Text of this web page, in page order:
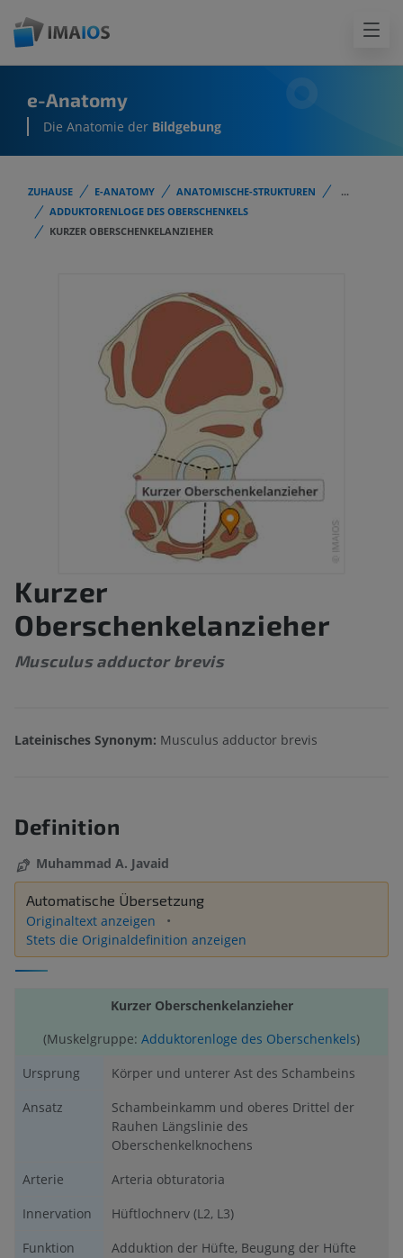
e-Anatomy
Die Anatomie der Bildgebung
ZUHAUSE E-ANATOMY ANATOMISCHE-STRUKTUREN
...
ADDUKTORENLOGE DES OBERSCHENKELS
KURZER OBERSCHENKELANZIEHER
Kurzer
Oberschenkelanzieher
Musculus adductor brevis
Lateinisches Synonym: Musculus adductor brevis
Definition
Muhammad A. Javaid
Automatische Übersetzung
Originaltext anzeigen
Stets die Originaldefinition anzeigen
Kurzer Oberschenkelanzieher
(Muskelgruppe: Adduktorenloge des Oberschenkels)
Ursprung
Körper und unterer Ast des Schambeins
Ansatz
Schambeinkamm und oberes Drittel der
Rauhen Längslinie des
Oberschenkelknochens
Arterie
Arteria obturatoria
Innervation
Hüftlochnerv (L2, L3)
Funktion
Adduktion der Hüfte, Beugung der Hüfte